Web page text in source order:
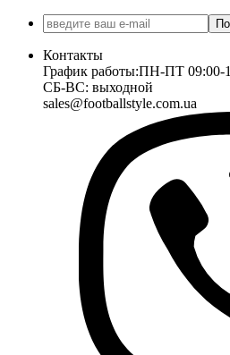
Контакты
График работы:ПН-ПТ 09:00-
СБ-ВС: выходной
sales@footballstyle.com.ua